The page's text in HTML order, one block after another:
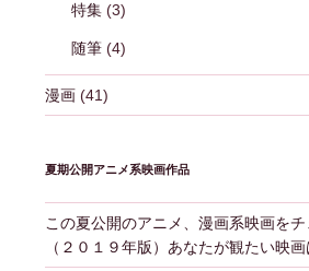
特集(3)
随筆(4)
漫画(41)
夏期公開アニメ系映画作品
この夏公開のアニメ、漫画系映画をチ
（２０１９年版）あなたが観たい映画